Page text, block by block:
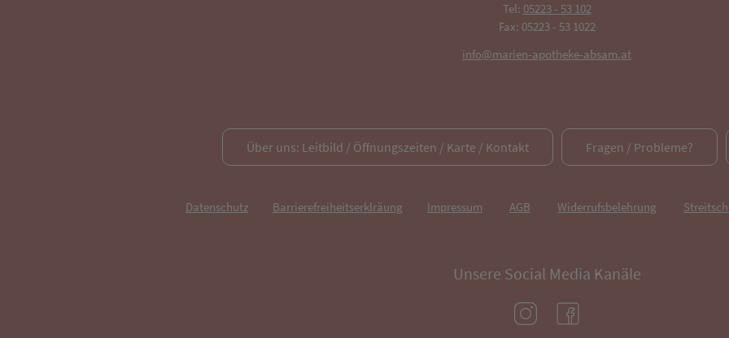
Tel: 05223 - 53 102
Fax: 05223 - 53 1022
info@marien-apotheke-absam.at
Über uns: Leitbild / Öffnungszeiten / Karte / Kontakt Fragen / Probleme?
Datenschutz Barrierefreiheitserklräung Impressum AGB Widerrufsbelehrung
Unsere Social Media Kanäle
(öffnet in neuem Tab)